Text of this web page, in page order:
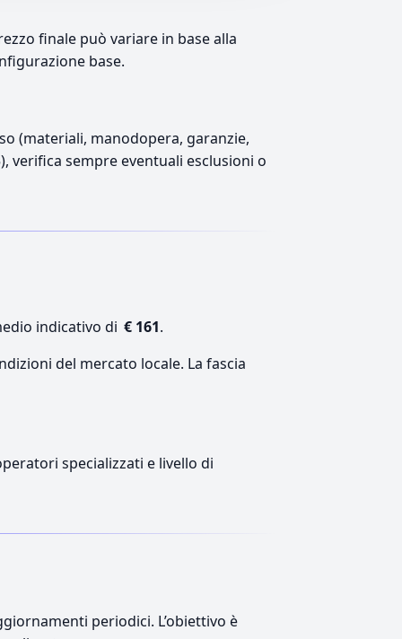
finale può variare in base alla
base.
(materiali, manodopera, garanzie,
verifica sempre eventuali esclusioni o
indicativo di € 161.
del mercato locale. La fascia
specializzati e livello di
periodici. L’obiettivo è